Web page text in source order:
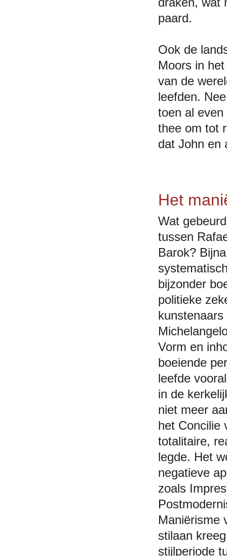
paard.
Ook de
Moors in
van de
leefden.
toen al
thee om tot
dat John en
Het
Wat
tussen
Barok?
bijzonder
politieke
Vorm en
boeiende
leefde
in de
niet meer
het Concilie
totalitaire,
legde. Het
negatieve
zoals
Maniërisme
stilaan
stijlperiode